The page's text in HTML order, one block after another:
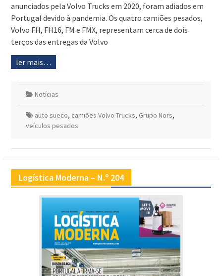
anunciados pela Volvo Trucks em 2020, foram adiados em
Portugal devido à pandemia. Os quatro camiões pesados,
Volvo FH, FH16, FM e FMX, representam cerca de dois
terços das entregas da Volvo
ler mais…
Notícias
auto sueco, camiões Volvo Trucks, Grupo Nors,
veículos pesados
Logística Moderna – N.º 204